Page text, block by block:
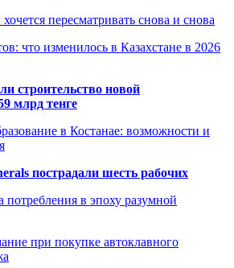
пересматривать снова и снова
что изменилось в Казахстане в 2026
строительство новой
млрд тенге
в Костанае: возможности и
пострадали шесть рабочих
потребления в эпоху разумной
при покупке автоклавного